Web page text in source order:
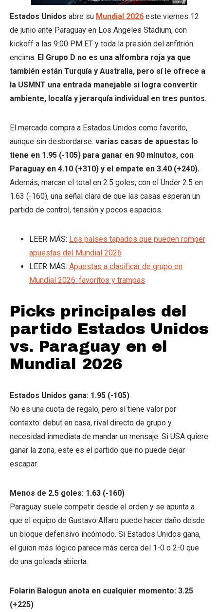
Estados Unidos abre su Mundial 2026 este viernes 12
de junio ante Paraguay en Los Angeles Stadium, con
kickoff a las 9:00 PM ET y toda la presión del anfitrión
encima. El Grupo D no es una alfombra roja ya que
también están Turquía y Australia, pero sí le ofrece a
la USMNT una entrada manejable si logra convertir
ambiente, localía y jerarquía individual en tres puntos.
El mercado compra a Estados Unidos como favorito,
aunque sin desbordarse: varias casas de apuestas lo
tiene en 1.95 (-105) para ganar en 90 minutos, con
Paraguay en 4.10 (+310) y el empate en 3.40 (+240).
Además, marcan el total en 2.5 goles, con el Under 2.5 en
1.63 (-160), una señal clara de que las casas esperan un
partido de control, tensión y pocos espacios.
LEER MÁS: Los países tapados que pueden romper
apuestas del Mundial 2026
LEER MÁS: Apuestas a clasificar de grupo en
Mundial 2026: favoritos y trampas
Picks principales del
partido Estados Unidos
vs. Paraguay en el
Mundial 2026
Estados Unidos gana: 1.95 (-105)
No es una cuota de regalo, pero sí tiene valor por
contexto: debut en casa, rival directo de grupo y
necesidad inmediata de mandar un mensaje. Si USA quiere
ganar la zona, este es el partido que no puede dejar
escapar.
Menos de 2.5 goles: 1.63 (-160)
Paraguay suele competir desde el orden y se apunta a
que el equipo de Gustavo Alfaro puede hacer daño desde
un bloque defensivo incómodo. Si Estados Unidos gana,
el guion más lógico parece más cerca del 1-0 o 2-0 que
de una goleada abierta.
Folarin Balogun anota en cualquier momento: 3.25
(+225)